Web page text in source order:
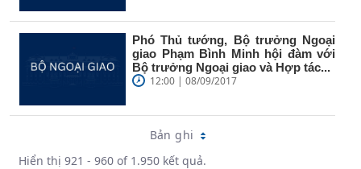
Phó Thủ tướng, Bộ trưởng Ngoại
giao Phạm Bình Minh hội đàm với
Bộ trưởng Ngoại giao và Hợp tác...
12:00 | 08/09/2017
Bản ghi
Hiển thị 921 - 960 of 1.950 kết quả.